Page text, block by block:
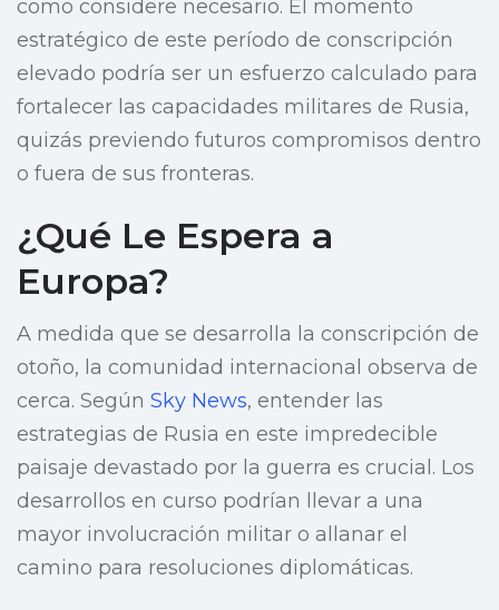
como considere necesario. El momento
estratégico de este período de conscripción
elevado podría ser un esfuerzo calculado para
fortalecer las capacidades militares de Rusia,
quizás previendo futuros compromisos dentro
o fuera de sus fronteras.
¿Qué Le Espera a
Europa?
A medida que se desarrolla la conscripción de
otoño, la comunidad internacional observa de
cerca. Según Sky News, entender las
estrategias de Rusia en este impredecible
paisaje devastado por la guerra es crucial. Los
desarrollos en curso podrían llevar a una
mayor involucración militar o allanar el
camino para resoluciones diplomáticas.